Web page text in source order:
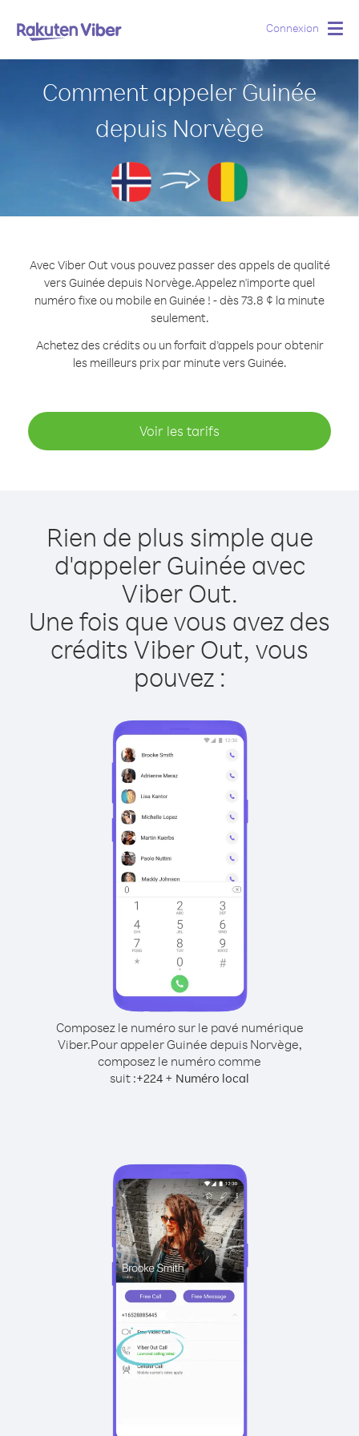
Connexion
Comment appeler Guinée
depuis Norvège
Avec Viber Out vous pouvez passer des appels de qualité
vers Guinée depuis Norvège.Appelez n'importe quel
numéro fixe ou mobile en Guinée ! - dès 73.8 ¢ la minute
seulement.
Achetez des crédits ou un forfait d’appels pour obtenir
les meilleurs prix par minute vers Guinée.
Voir les tarifs
Rien de plus simple que
d'appeler Guinée avec
Viber Out.
Une fois que vous avez des
crédits Viber Out, vous
pouvez :
Composez le numéro sur le pavé numérique
Viber.Pour appeler Guinée depuis Norvège,
composez le numéro comme
suit :+224 + Numéro local